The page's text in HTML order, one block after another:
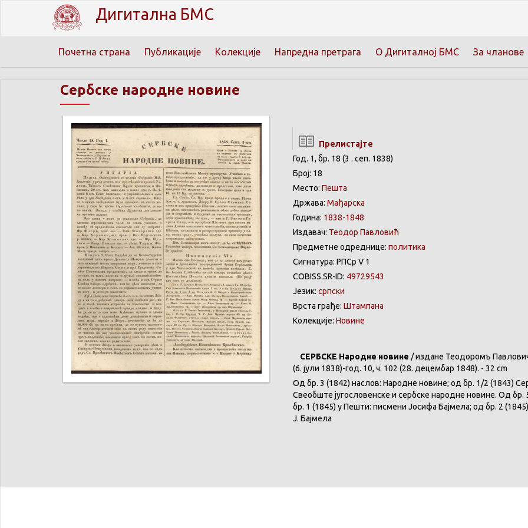
Дигитална БМС
Почетна страна Публикације Колекције Напредна претрага О Дигиталној БМС За чланове
Сербске народне новине
Прелистајте
Год. 1, бр. 18 (3 . сеп. 1838)
Број: 18
Место: Пешта
Држава: Мађарска
Година: 1838-1848
Издавач: Теодор Павловић
Предметне одреднице: политика
Сигнатура: РПСр V 1
COBISS.SR-ID: 49729543
Језик: српски
Врста грађе: Штампана
Колекције: Новине
СЕРБСКЕ Народне новине / издане Теодоромъ
(6. јули 1838)-год. 10, ч. 102 (28. децембар 1848). - 32 cm
Од бр. 3 (1842) наслов: Народне новине; од бр. 1/2 (1843)
Свеобште југословенске и сербске народне новине. Од
бр. 1 (1845) у Пешти: писмени Јосифа Бајмела; од бр. 2
Ј. Бајмела